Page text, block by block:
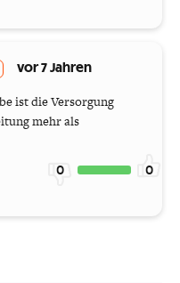
vor 7 Jahren
ist die Versorgung
mehr als
0 0